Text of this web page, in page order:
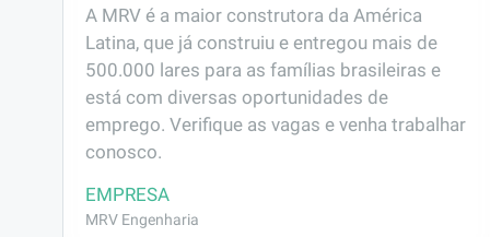
A MRV é a maior construtora da América
Latina, que já construiu e entregou mais de
500.000 lares para as famílias brasileiras e
está com diversas oportunidades de
emprego. Verifique as vagas e venha trabalhar
conosco.
EMPRESA
MRV Engenharia